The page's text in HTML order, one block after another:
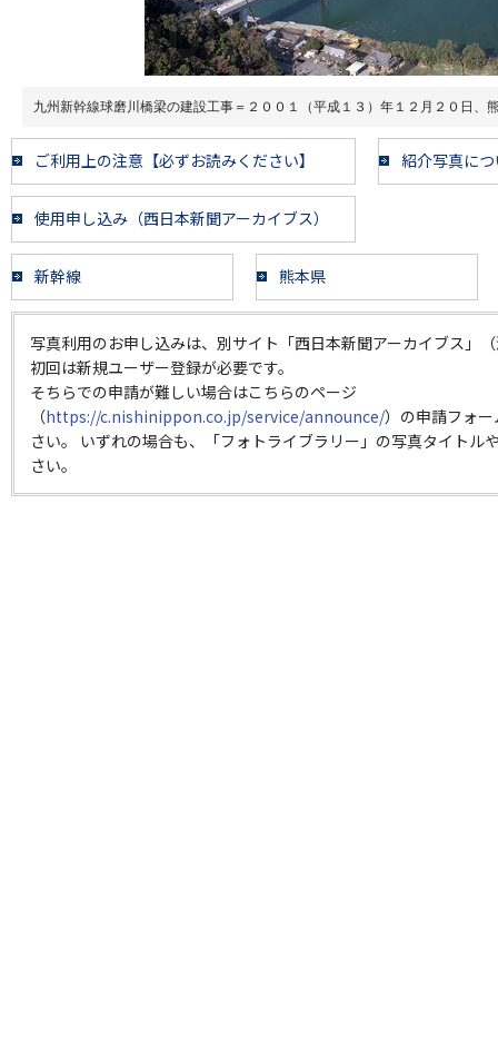
九州新幹線球磨川橋梁の建設工事＝２００１（平成１３）年１２月２０日、
ご利用上の注意【必ずお読みください】 紹介写真に
使用申し込み（西日本新聞アーカイブス）
新幹線 熊本県
写真利用のお申し込みは、別サイト「西日本新聞アーカイブス」
初回は新規ユーザー登録が必要です。
そちらでの申請が難しい場合はこちらのページ
（https://c.nishinippon.co.jp/service/announce/）の申請フォ
さい。 いずれの場合も、「フォトライブラリー」の写真タイトル
さい。